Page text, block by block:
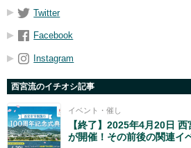
Twitter
Facebook
Instagram
西宮流のイチオシ記事
イベント・催し
【終了】2025年4月20日
が開催！その前後の関連イ